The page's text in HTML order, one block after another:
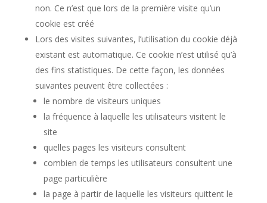
non. Ce n’est que lors de la première visite qu’un
cookie est créé
Lors des visites suivantes, l’utilisation du cookie déjà
existant est automatique. Ce cookie n’est utilisé qu’à
des fins statistiques. De cette façon, les données
suivantes peuvent être collectées :
le nombre de visiteurs uniques
la fréquence à laquelle les utilisateurs visitent le
site
quelles pages les visiteurs consultent
combien de temps les utilisateurs consultent une
page particulière
la page à partir de laquelle les visiteurs quittent le